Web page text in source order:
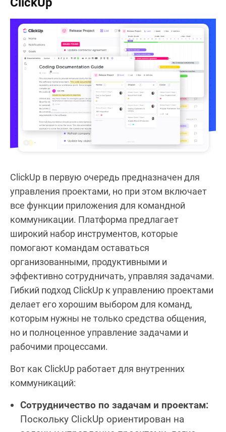
ClickUp в первую очередь предназначен для
управления проектами, но при этом включает
все функции приложения для командной
коммуникации. Платформа предлагает
широкий набор инструментов, которые
помогают командам оставаться
организованными, продуктивными и
эффективно сотрудничать, управляя задачами.
Гибкий подход ClickUp к управлению проектами
делает его хорошим выбором для команд,
которым нужны не только средства общения,
но и полноценное управление задачами и
рабочими процессами.
Вот как ClickUp работает для внутренних
коммуникаций:
Сотрудничество по задачам и проектам:
Поскольку ClickUp ориентирован на